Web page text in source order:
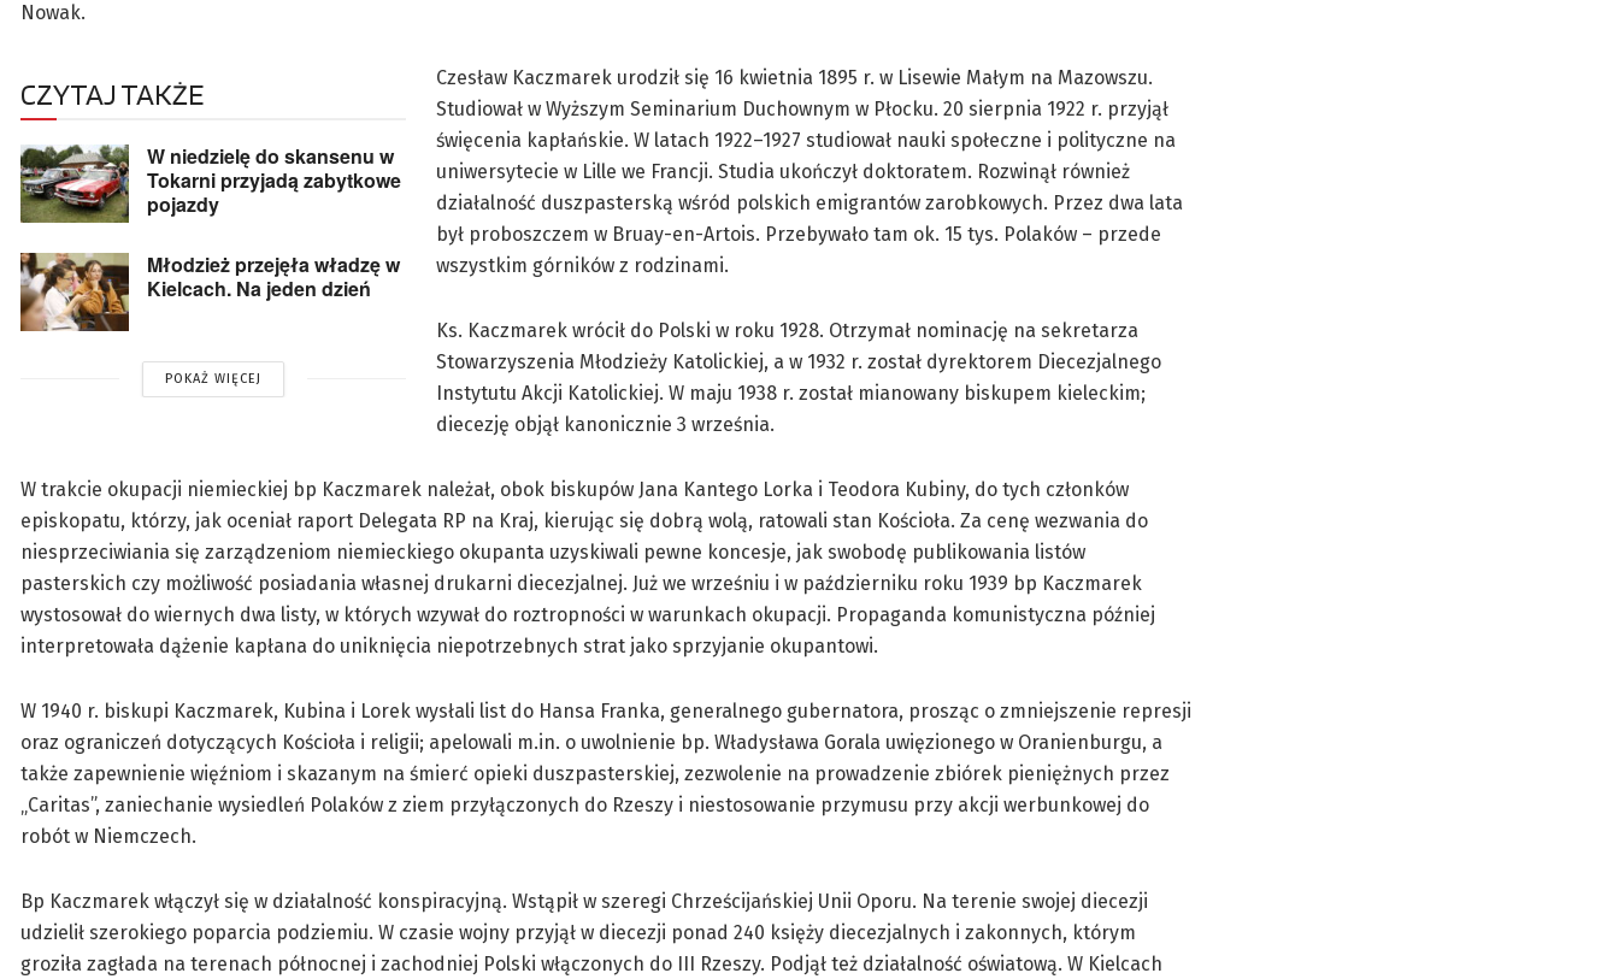
Nowak.
CZYTAJ TAKŻE
W niedzielę do skansenu w
Tokarni przyjadą zabytkowe
pojazdy
Młodzież przejęła władzę w
Kielcach. Na jeden dzień
POKAŻ WIĘCEJ
Czesław Kaczmarek urodził się 16 kwietnia 1895 r. w Lisewie Małym na Mazowszu.
Studiował w Wyższym Seminarium Duchownym w Płocku. 20 sierpnia 1922 r. przyjął
święcenia kapłańskie. W latach 1922–1927 studiował nauki społeczne i polityczne na
uniwersytecie w Lille we Francji. Studia ukończył doktoratem. Rozwinął również
działalność duszpasterską wśród polskich emigrantów zarobkowych. Przez dwa lata
był proboszczem w Bruay-en-Artois. Przebywało tam ok. 15 tys. Polaków – przede
wszystkim górników z rodzinami.
Ks. Kaczmarek wrócił do Polski w roku 1928. Otrzymał nominację na sekretarza
Stowarzyszenia Młodzieży Katolickiej, a w 1932 r. został dyrektorem Diecezjalnego
Instytutu Akcji Katolickiej. W maju 1938 r. został mianowany biskupem kieleckim;
diecezję objął kanonicznie 3 września.
W trakcie okupacji niemieckiej bp Kaczmarek należał, obok biskupów Jana Kantego Lorka i Teodora Kubiny, do tych członków
episkopatu, którzy, jak oceniał raport Delegata RP na Kraj, kierując się dobrą wolą, ratowali stan Kościoła. Za cenę wezwania do
niesprzeciwiania się zarządzeniom niemieckiego okupanta uzyskiwali pewne koncesje, jak swobodę publikowania listów
pasterskich czy możliwość posiadania własnej drukarni diecezjalnej. Już we wrześniu i w październiku roku 1939 bp Kaczmarek
wystosował do wiernych dwa listy, w których wzywał do roztropności w warunkach okupacji. Propaganda komunistyczna później
interpretowała dążenie kapłana do uniknięcia niepotrzebnych strat jako sprzyjanie okupantowi.
W 1940 r. biskupi Kaczmarek, Kubina i Lorek wysłali list do Hansa Franka, generalnego gubernatora, prosząc o zmniejszenie represji
oraz ograniczeń dotyczących Kościoła i religii; apelowali m.in. o uwolnienie bp. Władysława Gorala uwięzionego w Oranienburgu, a
także zapewnienie więźniom i skazanym na śmierć opieki duszpasterskiej, zezwolenie na prowadzenie zbiórek pieniężnych przez
„Caritas”, zaniechanie wysiedleń Polaków z ziem przyłączonych do Rzeszy i niestosowanie przymusu przy akcji werbunkowej do
robót w Niemczech.
Bp Kaczmarek włączył się w działalność konspiracyjną. Wstąpił w szeregi Chrześcijańskiej Unii Oporu. Na terenie swojej diecezji
udzielił szerokiego poparcia podziemiu. W czasie wojny przyjął w diecezji ponad 240 księży diecezjalnych i zakonnych, którym
groziła zagłada na terenach północnej i zachodniej Polski włączonych do III Rzeszy. Podjął też działalność oświatową. W Kielcach